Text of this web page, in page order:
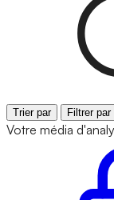
Trier par Filtrer par
Votre média